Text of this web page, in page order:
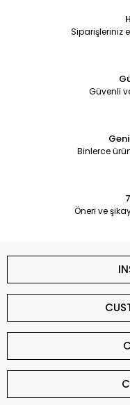
Siparişleriniz
Güvenli
Binlerce
Öneri ve